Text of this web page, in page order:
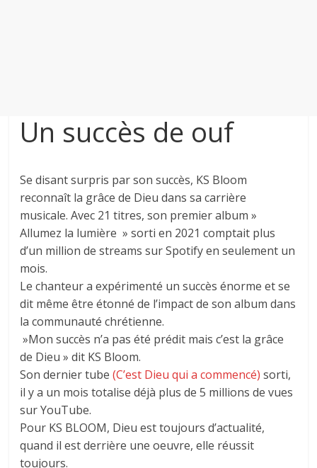
Un succès de ouf
Se disant surpris par son succès, KS Bloom
reconnaît la grâce de Dieu dans sa carrière
musicale. Avec 21 titres, son premier album »
Allumez la lumière » sorti en 2021 comptait plus
d’un million de streams sur Spotify en seulement un
mois.
Le chanteur a expérimenté un succès énorme et se
dit même être étonné de l’impact de son album dans
la communauté chrétienne.
»Mon succès n’a pas été prédit mais c’est la grâce
de Dieu » dit KS Bloom.
Son dernier tube(C’est Dieu qui a commencé) sorti,
il y a un mois totalise déjà plus de 5 millions de vues
sur YouTube.
Pour KS BLOOM, Dieu est toujours d’actualité,
quand il est derrière une oeuvre, elle réussit
toujours.